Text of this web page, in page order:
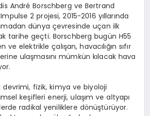
André Borschberg ve Bertrand
2 projesi, 2015-2016 yıllarında
dünya çevresinde uçan ilk
tarihe geçti. Borschberg bugün H55
ve elektrikle çalışan, havacılığın sıfır
ulaşmasını mümkün kılacak hava
devrimi, fizik, kimya ve biyoloji
keşifleri enerji, ulaşım ve altyapı
radikal yeniliklere dönüştürüyor.